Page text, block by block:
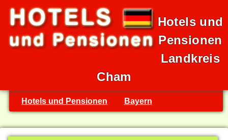
Hotels und
Pensionen
Landkreis
Cham
Hotels und Pensionen Bayern